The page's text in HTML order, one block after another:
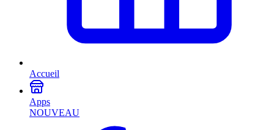
Accueil
Apps
NOUVEAU